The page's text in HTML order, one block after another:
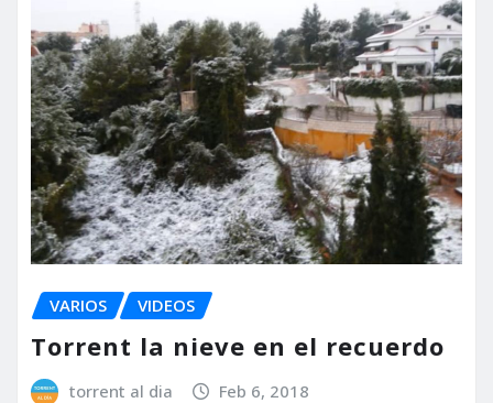
VARIOS VIDEOS
Torrent la nieve en el recuerdo
torrent al dia Feb 6, 2018